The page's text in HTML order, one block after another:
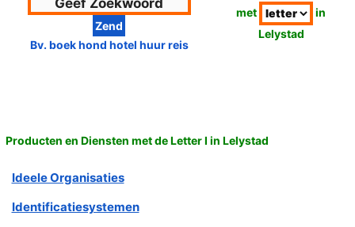
Bv. boek hond hotel huur reis
met
in
Lelystad
Producten en Diensten met de Letter I in Lelystad
Ideele Organisaties
Identificatiesystemen